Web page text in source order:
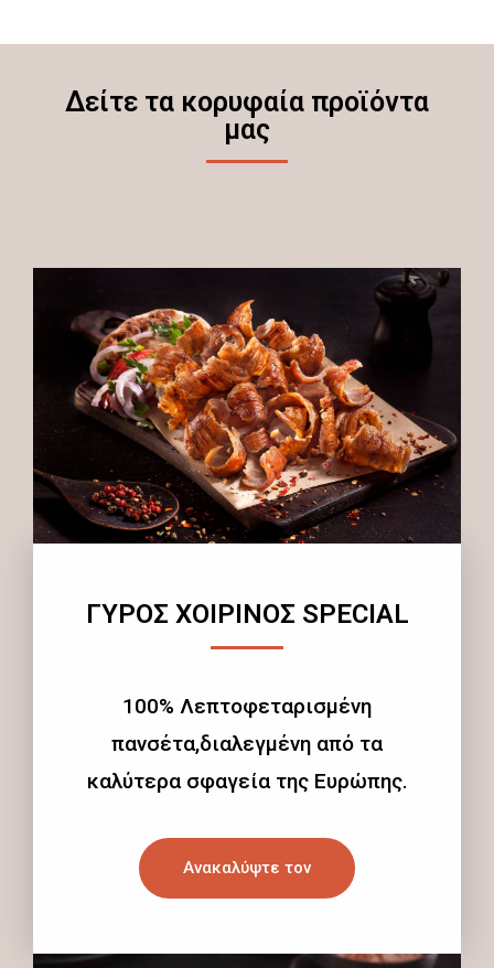
Δείτε τα κορυφαία προϊόντα
μας
ΓΥΡΟΣ ΧΟΙΡΙΝΟΣ SPECIAL
100% Λεπτοφεταρισμένη
πανσέτα,διαλεγμένη από τα
καλύτερα σφαγεία της Ευρώπης.
Ανακαλύψτε τον